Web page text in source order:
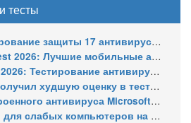
тесты
антивирусов от программ-вымогателей и инфостилеров
мобильные антивирусы для Android
для Windows 11 – с настройками по умолчанию
в тестировании 16 антивирусов для Windows
Microsoft Defender для защиты Windows ПК?
на Windows 11 – тест AV-Comparatives (апрель 2026)